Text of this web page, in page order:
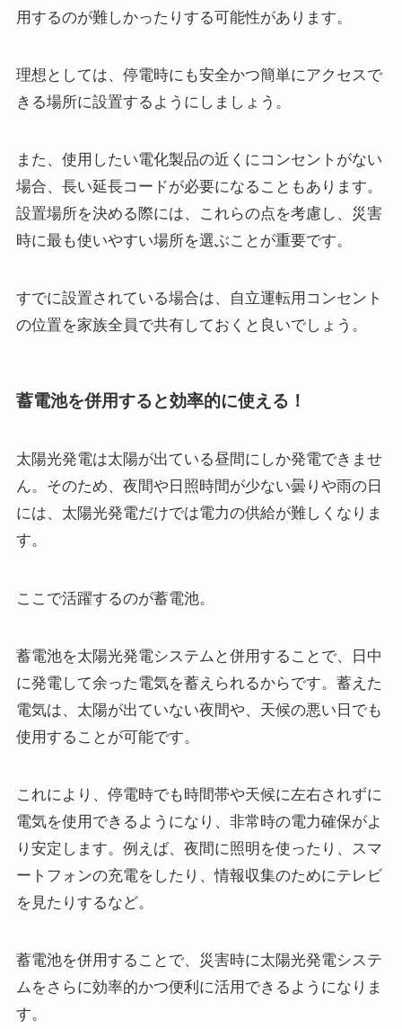
用するのが難しかったりする可能性があります。
理想としては、停電時にも安全かつ簡単にアクセスで
きる場所に設置するようにしましょう。
また、使用したい電化製品の近くにコンセントがない
場合、長い延長コードが必要になることもあります。
設置場所を決める際には、これらの点を考慮し、災害
時に最も使いやすい場所を選ぶことが重要です。
すでに設置されている場合は、自立運転用コンセント
の位置を家族全員で共有しておくと良いでしょう。
蓄電池を併用すると効率的に使える！
太陽光発電は太陽が出ている昼間にしか発電できませ
ん。そのため、夜間や日照時間が少ない曇りや雨の日
には、太陽光発電だけでは電力の供給が難しくなりま
す。
ここで活躍するのが蓄電池。
蓄電池を太陽光発電システムと併用することで、日中
に発電して余った電気を蓄えられるからです。蓄えた
電気は、太陽が出ていない夜間や、天候の悪い日でも
使用することが可能です。
これにより、停電時でも時間帯や天候に左右されずに
電気を使用できるようになり、非常時の電力確保がよ
り安定します。例えば、夜間に照明を使ったり、スマ
ートフォンの充電をしたり、情報収集のためにテレビ
を見たりするなど。
蓄電池を併用することで、災害時に太陽光発電システ
ムをさらに効率的かつ便利に活用できるようになりま
す。